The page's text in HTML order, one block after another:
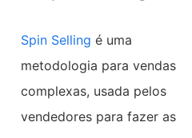
Spin Selling é uma
metodologia para vendas
complexas, usada pelos
vendedores para fazer as